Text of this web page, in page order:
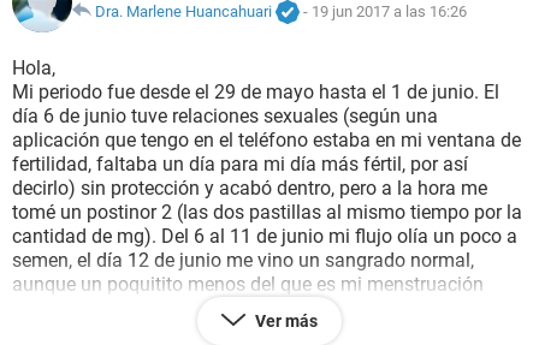
NUTRICIÓN
BIENESTAR
SEXUALIDAD
GLOSARIO
Dra. Marlene Huancahuari
- 19 jun 2017 a las 16:26
Hola,
Mi periodo fue desde el 29 de mayo hasta el 1 de junio. El
día 6 de junio tuve relaciones sexuales (según una
aplicación que tengo en el teléfono estaba en mi ventana de
fertilidad, faltaba un día para mi día más fértil, por así
decirlo) sin protección y acabó dentro, pero a la hora me
tomé un postinor 2 (las dos pastillas al mismo tiempo por la
cantidad de mg). Del 6 al 11 de junio mi flujo olía un poco a
semen, el día 12 de junio me vino un sangrado normal,
aunque un poquitito menos del que es mi menstruación
normalmente hasta el día 15 de junio, quería saber si la
pastilla hizo efecto? Y si es así este sangrado cuenta como
Ver más